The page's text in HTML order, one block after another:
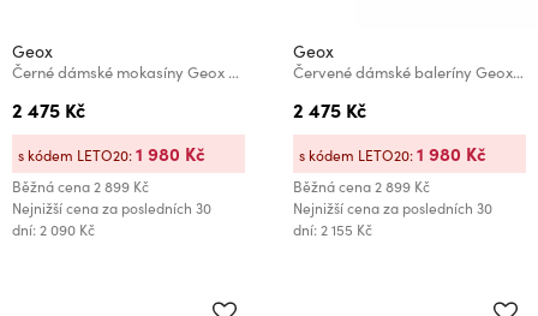
Geox
Černé dámské mokasíny Geox Serilda
2 475 Kč
Běžná cena2 899 Kč
Nejnižší cena za posledních 30
dní: 2 090 Kč
s kódem LETO20:1 980 Kč
Geox
Červené dámské baleríny Geox Virnilisa B
2 475 Kč
Běžná cena2 899 Kč
Nejnižší cena za posledních 30
dní: 2 155 Kč
s kódem LETO20:1 980 Kč